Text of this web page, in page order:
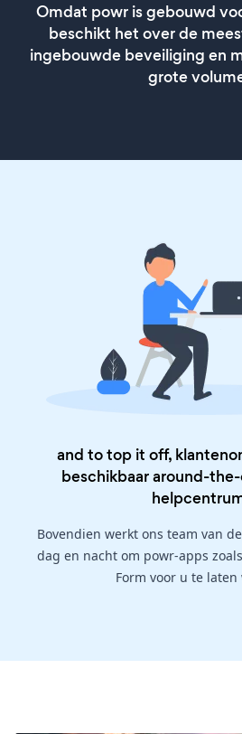
Omdat powr is gebouwd
beschikt het over de
ingebouwde beveiliging en
grote
and to top it off,
beschikbaar around-
Bovendien werkt ons team van
dag en nacht om powr-apps
Form voor u te laten